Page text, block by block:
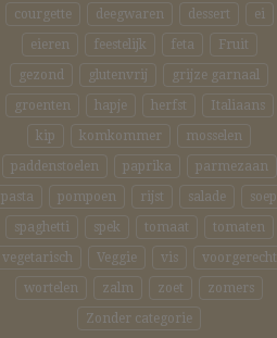
courgette
deegwaren dessert
ei
eieren
feestelijk feta
Fruit
gezond
glutenvrij
grijze garnaal
groenten
hapje herfst
Italiaans
kip
komkommer
mosselen
paddenstoelen
paprika
parmezaan
pasta
pompoen rijst salade
soep
spaghetti
spek tomaat
tomaten
vegetarisch
Veggie vis
voorgerecht
wortelen
zalm zoet
zomers
Zonder categorie